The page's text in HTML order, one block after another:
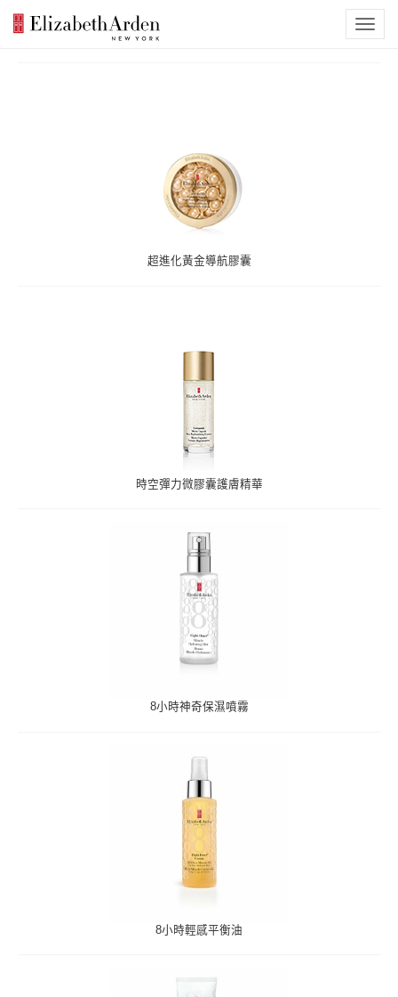
超進化黃金導航膠囊
時空彈力微膠囊護膚精華
8小時神奇保濕噴霧
8小時輕感平衡油